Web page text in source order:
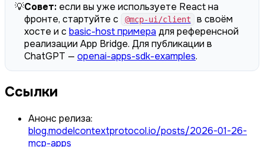
💡Совет: если вы уже используете React на
фронте, стартуйте с
@mcp-ui/client
в своём
хосте и с basic-host примера для референсной
реализации App Bridge. Для публикации в
ChatGPT — openai-apps-sdk-examples.
Ссылки
Анонс релиза:
blog.modelcontextprotocol.io/posts/2026-01-26-
mcp-apps